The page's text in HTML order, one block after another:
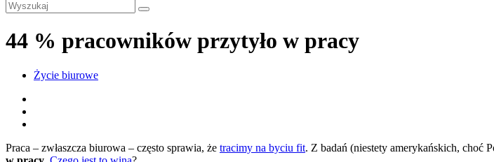
44 % pracowników przytyło w pracy
Życie biurowe
Praca – zwłaszcza biurowa – często sprawia, że tracimy na byciu fit. Z badań (niestety amerykańskich, choć